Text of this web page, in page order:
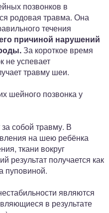
позвонков в
родовая травма. Она
течения
причиной нарушений
За короткое время
не успевает
травму шеи.
шейного позвонка у
собой травму. В
на шею ребёнка
ткани вокруг
результат получается как
пуповиной.
являются
в результате